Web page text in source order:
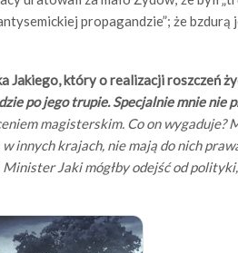
propagandzie”; że
Jakiego, który o realizacji roszczeń
po jego trupie. Specjalnie mnie nie
magisterskim. Co on wygaduje?
innych krajach, nie mają do nich
Jaki mógłby odejść od